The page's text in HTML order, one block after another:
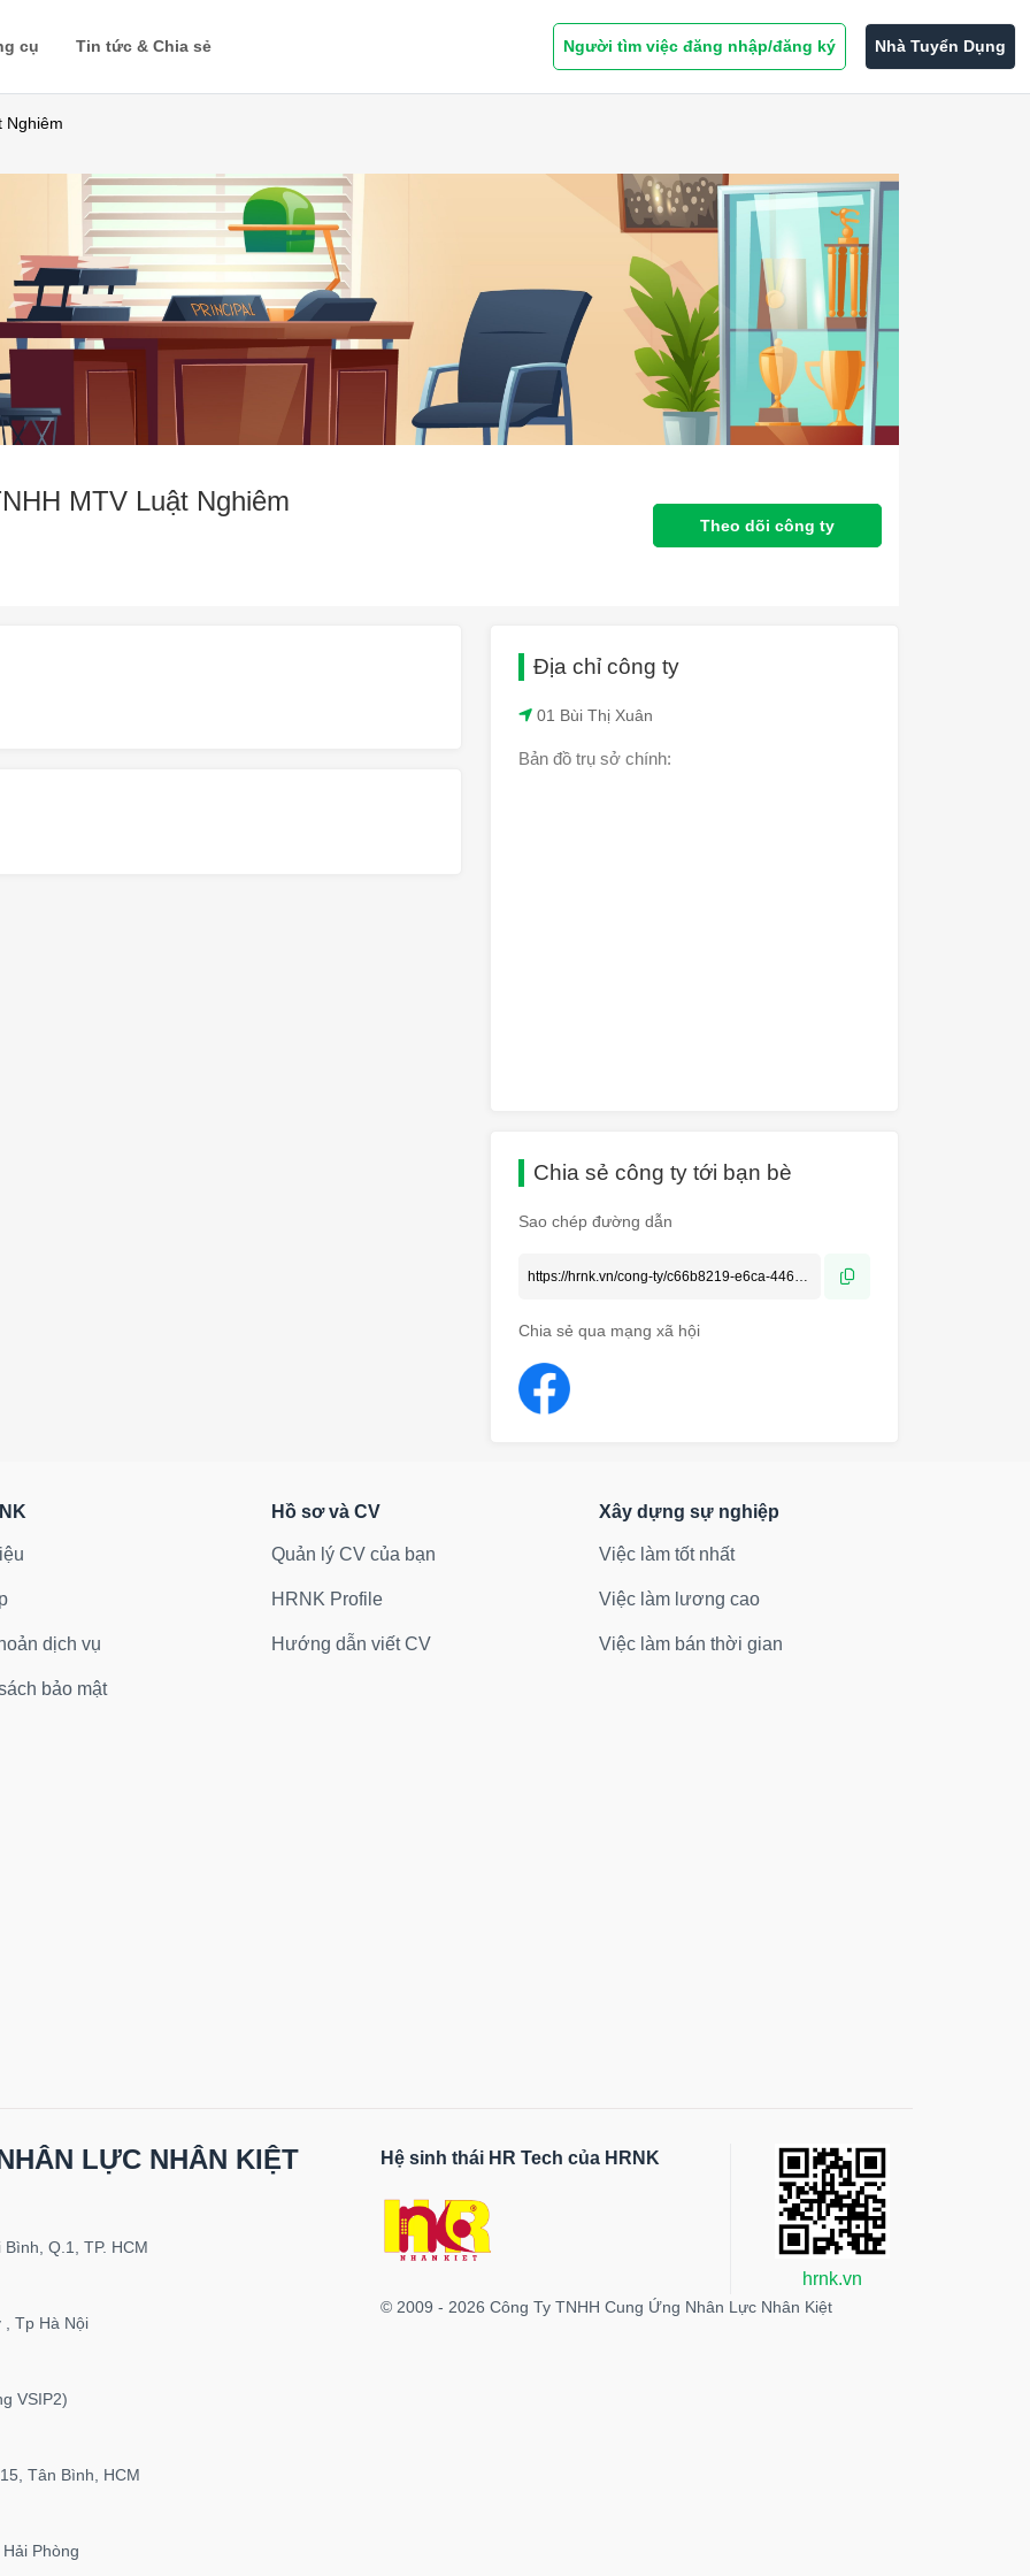
cụ Tin tức & Chia sẻ Người tìm việc đăng nhập/đăng ký Nhà Tuyển Dụng
Nghiêm
MTV Luật Nghiêm
Theo dõi công ty
Địa chỉ công ty
01 Bùi Thị Xuân
Bản đồ trụ sở chính:
Chia sẻ công ty tới bạn bè
Sao chép đường dẫn
Chia sẻ qua mạng xã hội
dịch vụ
bảo mật
Hồ sơ và CV
Quản lý CV của bạn
HRNK Profile
Hướng dẫn viết CV
Xây dựng sự nghiệp
Việc làm tốt nhất
Việc làm lương cao
Việc làm bán thời gian
LỰC NHÂN KIỆT
Q.1, TP. HCM
, Tp Hà Nội
VSIP2)
Tân Bình, HCM
Phòng
Hệ sinh thái HR Tech của HRNK
hrnk.vn
© 2009 - 2026 Công Ty TNHH Cung Ứng Nhân Lực Nhân Kiệt